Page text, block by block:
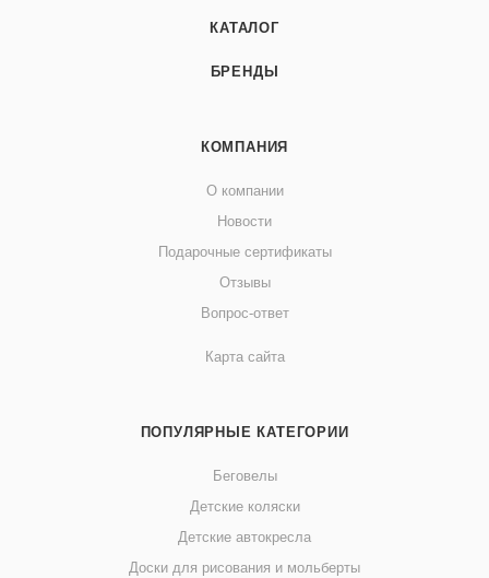
КАТАЛОГ
БРЕНДЫ
КОМПАНИЯ
О компании
Новости
Подарочные сертификаты
Отзывы
Вопрос-ответ
Карта сайта
ПОПУЛЯРНЫЕ КАТЕГОРИИ
Беговелы
Детские коляски
Детские автокресла
Доски для рисования и мольберты